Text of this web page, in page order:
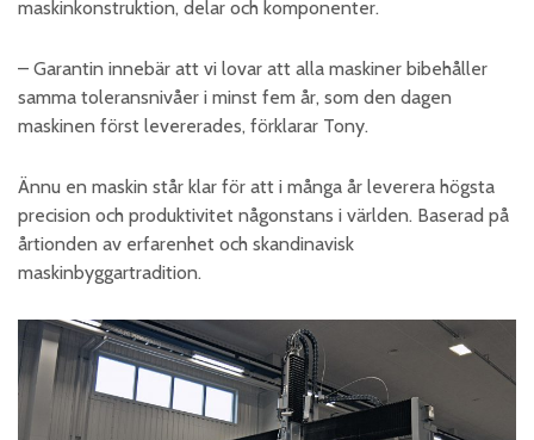
maskinkonstruktion, delar och komponenter.
– Garantin innebär att vi lovar att alla maskiner bibehåller
samma toleransnivåer i minst fem år, som den dagen
maskinen först levererades, förklarar Tony.
Ännu en maskin står klar för att i många år leverera högsta
precision och produktivitet någonstans i världen. Baserad på
årtionden av erfarenhet och skandinavisk
maskinbyggartradition.